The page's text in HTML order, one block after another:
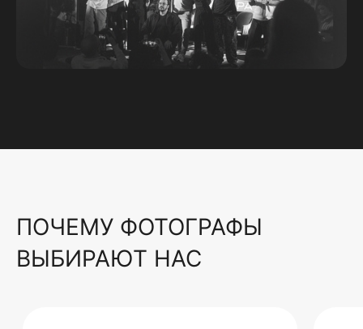
ПОЧЕМУ ФОТОГРАФЫ
ВЫБИРАЮТ НАС